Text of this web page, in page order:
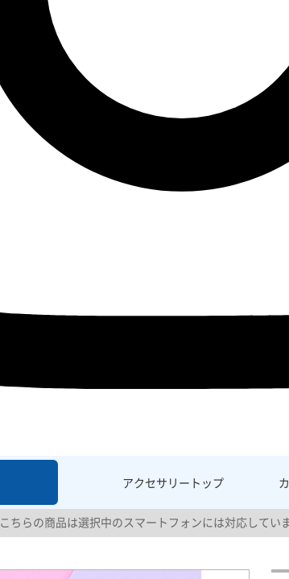
アクセサリー トップ
こちらの商品は選択中のスマートフォンには対応してい